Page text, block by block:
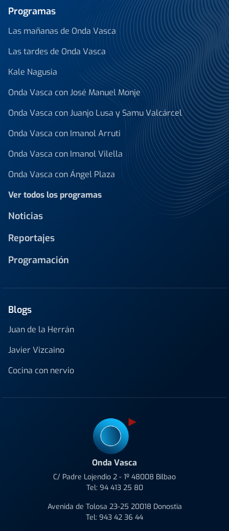
Programas
Las mañanas de Onda Vasca
Las tardes de Onda Vasca
Kale Nagusia
Onda Vasca con José Manuel Monje
Onda Vasca con Juanjo Lusa y Samu Valcárcel
Onda Vasca con Imanol Arruti
Onda Vasca con Imanol Vilella
Onda Vasca con Ángel Plaza
Ver todos los programas
Noticias
Reportajes
Programación
Blogs
Juan de la Herrán
Javier Vizcaino
Cocina con nervio
Onda Vasca
C/ Padre Lojendio 2 - 1º 48008 Bilbao
Tel: 94 413 25 80
Avenida de Tolosa 23-25 20018 Donostia
Tel: 943 42 36 44